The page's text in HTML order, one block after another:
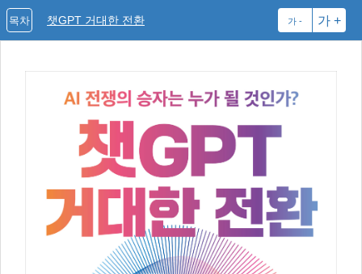
챗GPT 거대한 전환 가 - 가 +
목차